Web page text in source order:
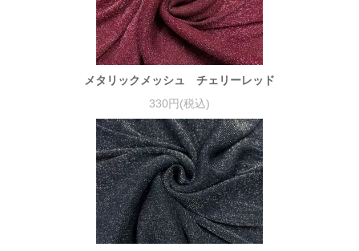
メタリックメッシュ チェリーレッド
330円(税込)